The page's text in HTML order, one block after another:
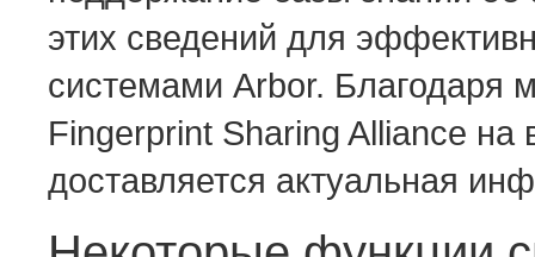
этих сведений для
системами Arbor. Благодаря
Fingerprint Sharing Alliance на
доставляется актуальная